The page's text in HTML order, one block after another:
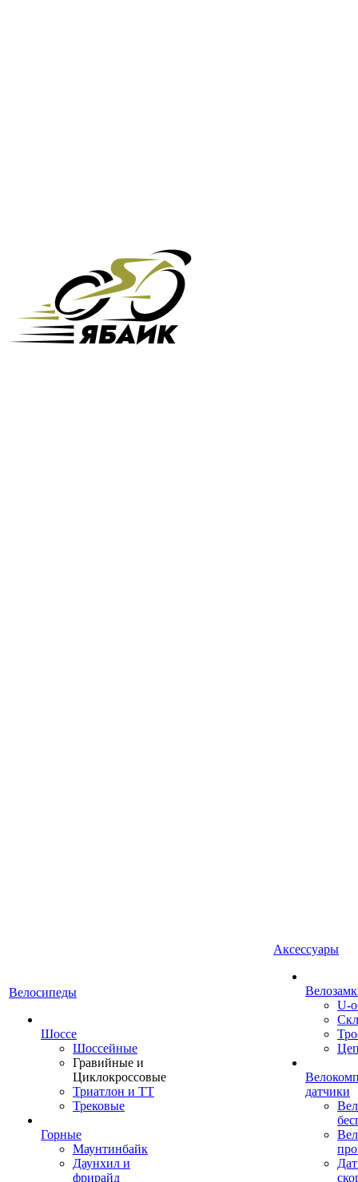
Велосипеды
Шоссе
Шоссейные
Гравийные и
Циклокроссовые
Триатлон и ТТ
Трековые
Горные
Маунтинбайк
Даунхил и
фрирайд
Аксессуары
U-
датчики